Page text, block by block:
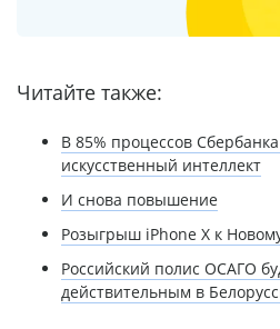
Читайте также:
В 85% процессов
искусственный интеллект
И снова повышение
Розыгрыш iPhone Х к
Российский полис ОСАГО
действительным в